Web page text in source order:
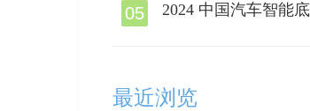
05 2024 中国汽车智能
最近浏览